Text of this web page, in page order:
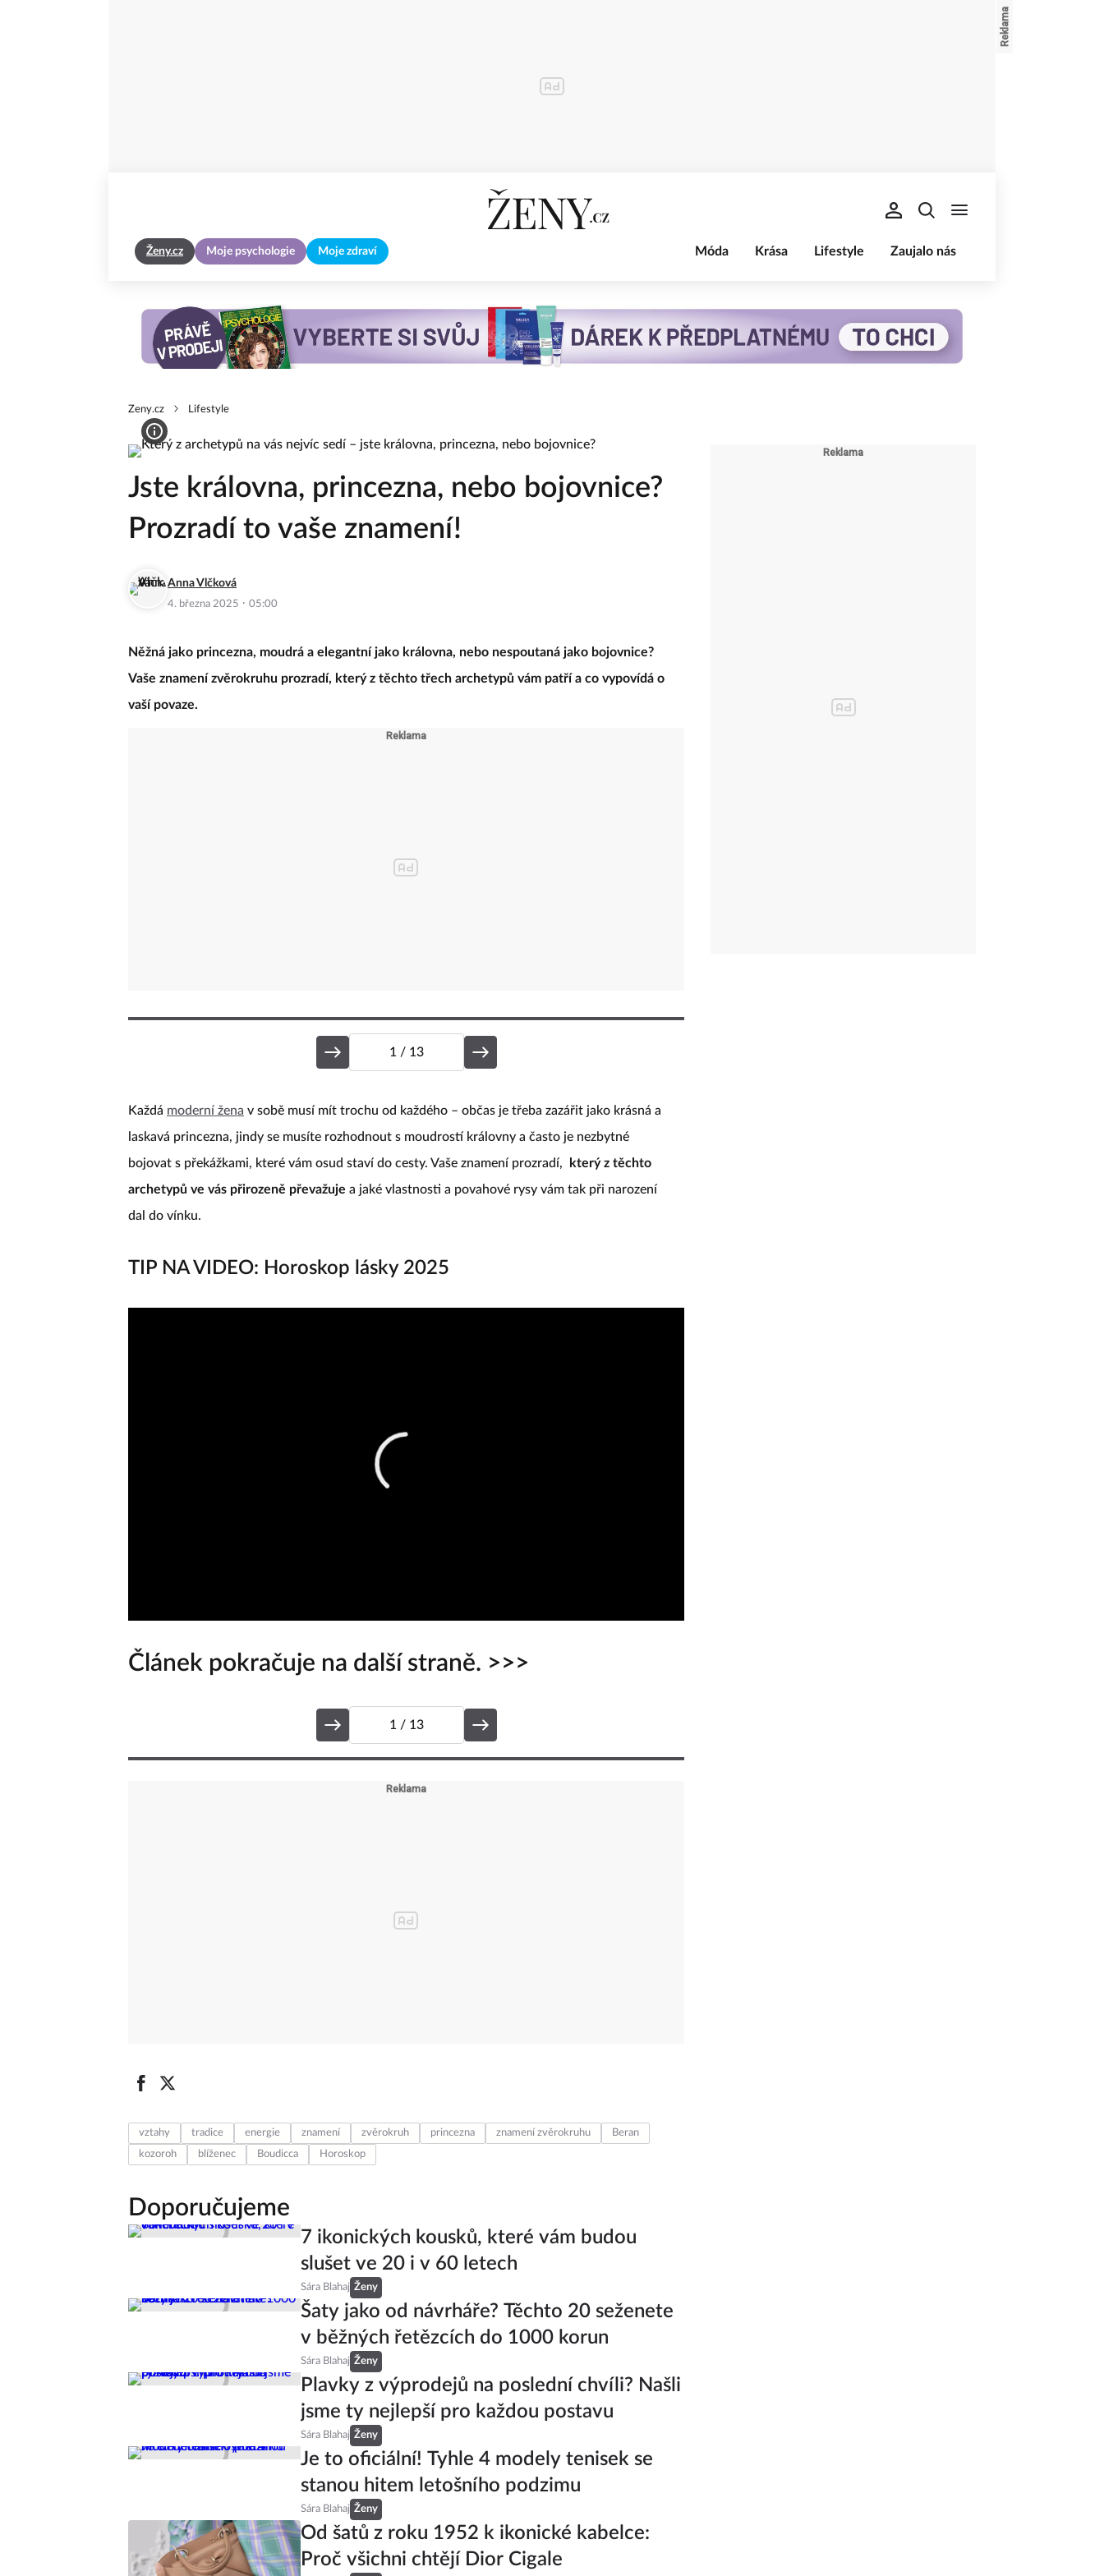
Ženy.cz Moje psychologie Moje zdraví Móda Krása Lifestyle Zaujalo nás
Zeny.cz Lifestyle
Jste královna, princezna, nebo bojovnice?
Prozradí to vaše znamení!
Anna Vlčková
4. března 2025 · 05:00
Něžná jako princezna, moudrá a elegantní jako královna, nebo nespoutaná jako bojovnice?
Vaše znamení zvěrokruhu prozradí, který z těchto třech archetypů vám patří a co vypovídá o
vaší povaze.
1 / 13
Každá moderní žena v sobě musí mít trochu od každého – občas je třeba zazářit jako krásná a
laskavá princezna, jindy se musíte rozhodnout s moudrostí královny a často je nezbytné
bojovat s překážkami, které vám osud staví do cesty. Vaše znamení prozradí,
který z těchto
archetypů ve vás přirozeně převažuje a jaké vlastnosti a povahové rysy vám tak při narození
dal do vínku.
TIP NA VIDEO: Horoskop lásky 2025
Článek pokračuje na další straně. >>>
1 / 13
vztahy tradice energie znamení zvěrokruh princezna znamení zvěrokruhu
Beran
kozoroh
blíženec Boudicca Horoskop
Doporučujeme
7 ikonických kousků, které vám budou
slušet ve 20 i v 60 letech
Sára Blahaj Ženy
Šaty jako od návrháře? Těchto 20 seženete
v běžných řetězcích do 1000 korun
Sára Blahaj Ženy
Plavky z výprodejů na poslední chvíli? Našli
jsme ty nejlepší pro každou postavu
Sára Blahaj Ženy
Je to oficiální! Tyhle 4 modely tenisek se
stanou hitem letošního podzimu
Sára Blahaj Ženy
Od šatů z roku 1952 k ikonické kabelce:
Proč všichni chtějí Dior Cigale